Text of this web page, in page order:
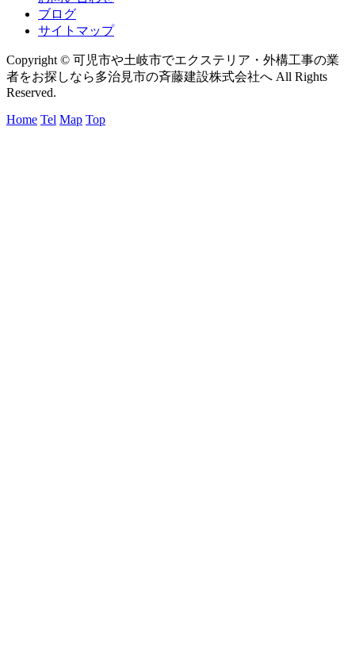
ブログ
サイトマップ
Copyright © 可児市や土岐市でエクステリア・外構工事の業
者をお探しなら多治見市の斉藤建設株式会社へ All Rights
Reserved.
Home Tel Map Top